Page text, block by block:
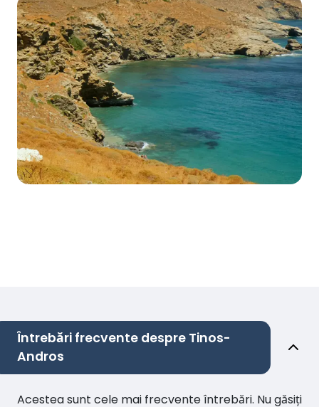
Întrebări frecvente despre Tinos-
Andros
Acestea sunt cele mai frecvente întrebări. Nu găsiți